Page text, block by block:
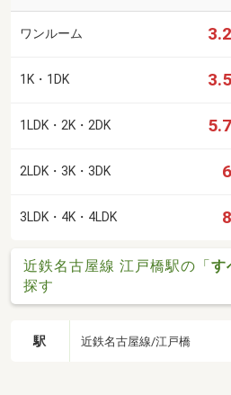
ワンルーム 3.2
1K・1DK 3.5
1LDK・2K・2DK 5.7
2LDK・3K・3DK 6
3LDK・4K・4LDK 8
近鉄名古屋線 江戸橋駅の「す
探す
駅 近鉄名古屋線/江戸橋